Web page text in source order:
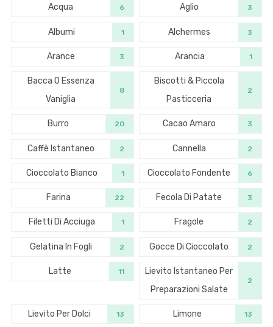
Acqua 6 Aglio 3
Albumi 1 Alchermes 3
Arance 3 Arancia 1
Bacca O Essenza
Vaniglia
8
Biscotti & Piccola
Pasticceria
2
Burro 20 Cacao Amaro 3
Caffè Istantaneo 2 Cannella 2
Cioccolato Bianco 1 Cioccolato Fondente 6
Farina 22 Fecola Di Patate 3
Filetti Di Acciuga 1 Fragole 2
Gelatina In Fogli 2 Gocce Di Cioccolato 2
Latte 11
Lievito Istantaneo Per
Preparazioni Salate
2
Lievito Per Dolci 13 Limone 13